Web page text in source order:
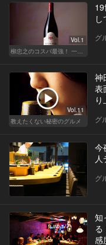
Vol.1
柳忠之のコスパ最強！ 一目おかれる、お値打ちワイン
グ
Vol.11
教えたくない秘密のグルメ
神
表
り
グ
今
グ
知
る
感